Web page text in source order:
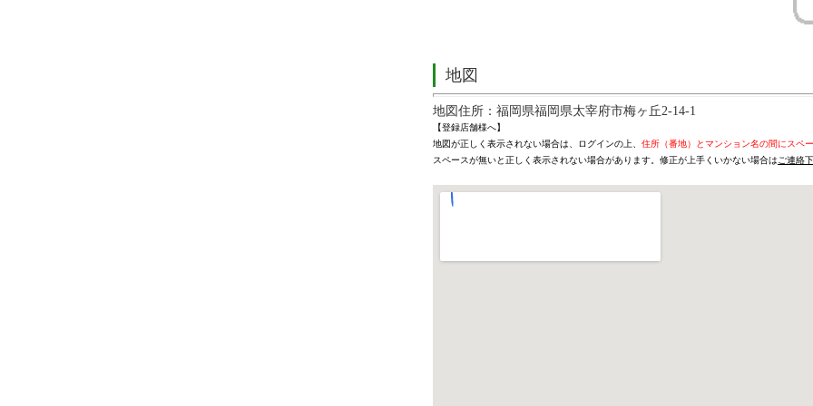
地図
地図住所：福岡県福岡県太宰府市梅ヶ丘2-14-1
【登録店舗様へ】
地図が正しく表示されない場合は、ログインの上、 住所（番地）とマンション名の間にスペ
スペースが無いと正しく表示されない場合があります。修正が上手くいかない場合は ご連絡